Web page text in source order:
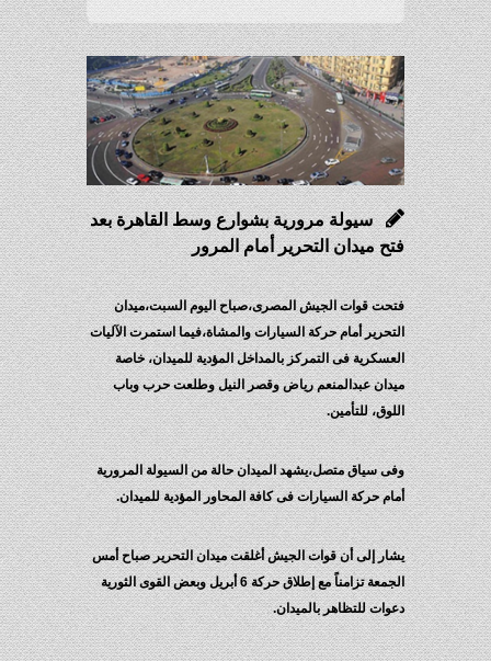
سيولة مرورية بشوارع وسط القاهرة بعد
فتح ميدان التحرير أمام المرور
فتحت قوات الجيش المصرى،صباح اليوم السبت،ميدان
التحرير أمام حركة السيارات والمشاة،فيما استمرت الآليات
العسكرية فى التمركز بالمداخل المؤدية للميدان، خاصة
ميدان عبدالمنعم رياض وقصر النيل وطلعت حرب وباب
اللوق، للتأمين.
وفى سياق متصل،يشهد الميدان حالة من السيولة المرورية
أمام حركة السيارات فى كافة المحاور المؤدية للميدان.
يشار إلى أن قوات الجيش أغلقت ميدان التحرير صباح أمس
الجمعة تزامناً مع إطلاق حركة 6 أبريل وبعض القوى الثورية
دعوات للتظاهر بالميدان.